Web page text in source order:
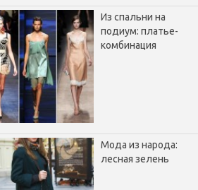
Из спальни на
подиум: платье-
комбинация
Мода из народа:
лесная зелень